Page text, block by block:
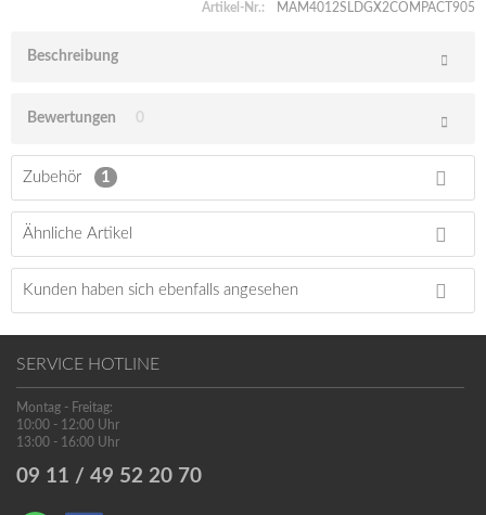
Artikel-Nr.: MAM4012SLDGX2COMPACT905
Beschreibung
Bewertungen 0
Zubehör 1
Ähnliche Artikel
Kunden haben sich ebenfalls angesehen
SERVICE HOTLINE
Montag - Freitag:
10:00 - 12:00 Uhr
13:00 - 16:00 Uhr
09 11 / 49 52 20 70